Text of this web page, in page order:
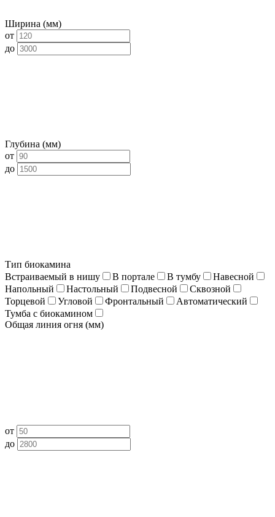
Ширина (мм)
от
до
Глубина (мм)
от
до
Тип биокамина
Встраиваемый в нишу
В портале В тумбу
Навесной
Напольный
Настольный Подвесной
Сквозной
Торцевой
Угловой Фронтальный
Автоматический
Тумба с биокамином
Общая линия огня (мм)
от
до